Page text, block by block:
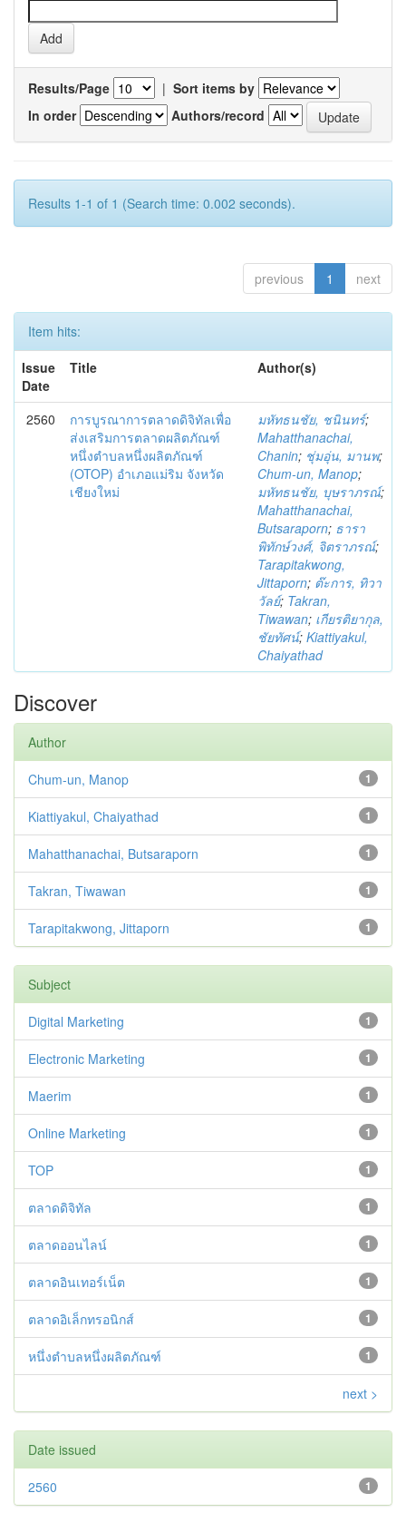
Results/Page | Sort items by
In order
Authors/record
Results 1-1 of 1 (Search time: 0.002 seconds).
previous 1 next
Item hits:
Issue
Date
Title Author(s)
2560
การบูรณาการตลาดดิจิทัลเพื่อ
ส่งเสริมการตลาดผลิตภัณฑ์
หนึ่งตำบลหนึ่งผลิตภัณฑ์
(OTOP) อำเภอแม่ริม จังหวัด
เชียงใหม่
มหัทธนชัย, ชนินทร์;
Mahatthanachai,
Chanin; ชุ่มอุ่น, มานพ;
Chum-un, Manop;
มหัทธนชัย, บุษราภรณ์;
Mahatthanachai,
Butsaraporn; ธารา
พิทักษ์วงศ์, จิตราภรณ์;
Tarapitakwong,
Jittaporn; ต๊ะการ, ทิวา
วัลย์; Takran,
Tiwawan; เกียรติยากุล,
ชัยทัศน์; Kiattiyakul,
Chaiyathad
Discover
Author
1
Chum-un, Manop
1
Kiattiyakul, Chaiyathad
1
Mahatthanachai, Butsaraporn
1
Takran, Tiwawan
1
Tarapitakwong, Jittaporn
Subject
1
Digital Marketing
1
Electronic Marketing
1
Maerim
1
Online Marketing
1
TOP
1
ตลาดดิจิทัล
1
ตลาดออนไลน์
1
ตลาดอินเทอร์เน็ต
1
ตลาดอิเล็กทรอนิกส์
1
หนึ่งตำบลหนึ่งผลิตภัณฑ์
next >
Date issued
1
2560